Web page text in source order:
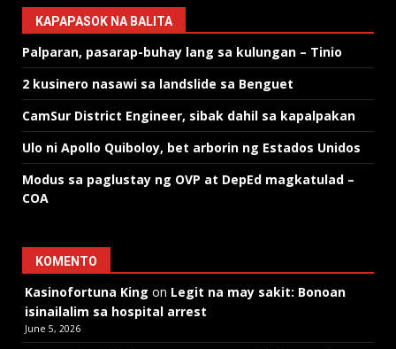
KAPAPASOK NA BALITA
Palparan, pasarap-buhay lang sa kulungan – Tinio
2 kusinero nasawi sa landslide sa Benguet
CamSur District Engineer, sibak dahil sa kapalpakan
Ulo ni Apollo Quiboloy, bet arborin ng Estados Unidos
Modus sa paglustay ng OVP at DepEd magkatulad –
COA
KOMENTO
Kasinofortuna King on Legit na may sakit: Bonoan
isinailalim sa hospital arrest
June 5, 2026